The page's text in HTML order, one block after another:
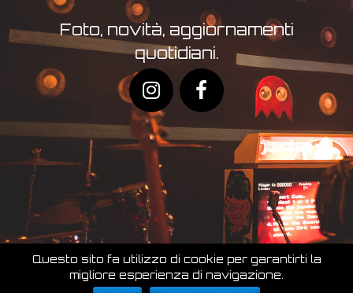
Foto, novità, aggiornamenti
quotidiani.
Copyright 2019 – all direct reserved Arcade & Food
Questo sito fa utilizzo di cookie per garantirti la
migliore esperienza di navigazione.